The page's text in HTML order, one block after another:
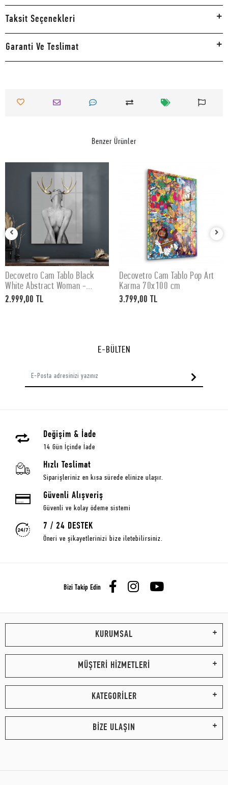
Taksit Seçenekleri
Garanti Ve Teslimat
Benzer Ürünler
SEPETE EKLE
Decovetro Cam Tablo Black
White Abstract Woman -
50x70 cm
2.999,00 TL
SEPETE EKLE
Decovetro Cam Tablo Pop Art
Karma 70x100 cm
3.799,00 TL
E-BÜLTEN
Değişim & İade
14 Gün İçinde İade
Hızlı Teslimat
Siparişleriniz en kısa sürede elinize ulaşır.
Güvenli Alışveriş
Güvenli ve kolay ödeme sistemi
7 / 24 DESTEK
Öneri ve şikayetlerinizi bize iletebilirsiniz.
Bizi Takip Edin
KURUMSAL
MÜŞTERİ HİZMETLERİ
KATEGORİLER
BİZE ULAŞIN